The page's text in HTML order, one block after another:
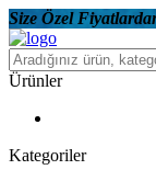
Size Özel
Ürünler
Kategoriler